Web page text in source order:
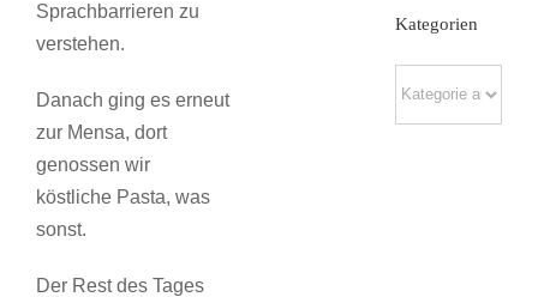
Sprachbarrieren zu
verstehen.
Danach ging es erneut
zur Mensa, dort
genossen wir
köstliche Pasta, was
sonst.
Der Rest des Tages
Kategorien